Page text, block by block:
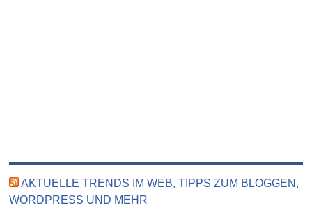
AKTUELLE TRENDS IM WEB, TIPPS ZUM BLOGGEN,
WORDPRESS UND MEHR